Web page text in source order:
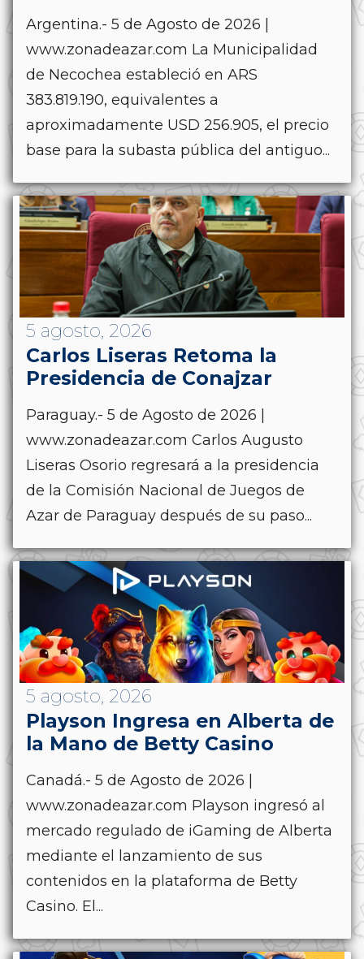
Argentina.- 5 de Agosto de 2026 |
www.zonadeazar.com La Municipalidad
de Necochea estableció en ARS
383.819.190, equivalentes a
aproximadamente USD 256.905, el precio
base para la subasta pública del antiguo...
5 agosto, 2026
Carlos Liseras Retoma la
Presidencia de Conajzar
Paraguay.- 5 de Agosto de 2026 |
www.zonadeazar.com Carlos Augusto
Liseras Osorio regresará a la presidencia
de la Comisión Nacional de Juegos de
Azar de Paraguay después de su paso...
5 agosto, 2026
Playson Ingresa en Alberta de
la Mano de Betty Casino
Canadá.- 5 de Agosto de 2026 |
www.zonadeazar.com Playson ingresó al
mercado regulado de iGaming de Alberta
mediante el lanzamiento de sus
contenidos en la plataforma de Betty
Casino. El...